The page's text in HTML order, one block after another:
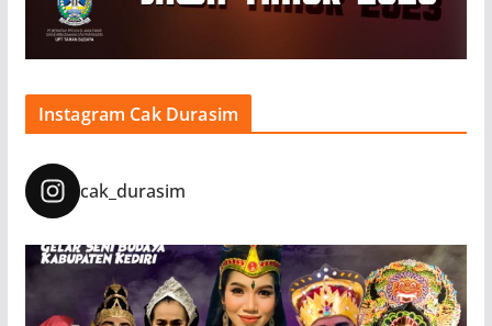
Instagram Cak Durasim
cak_durasim